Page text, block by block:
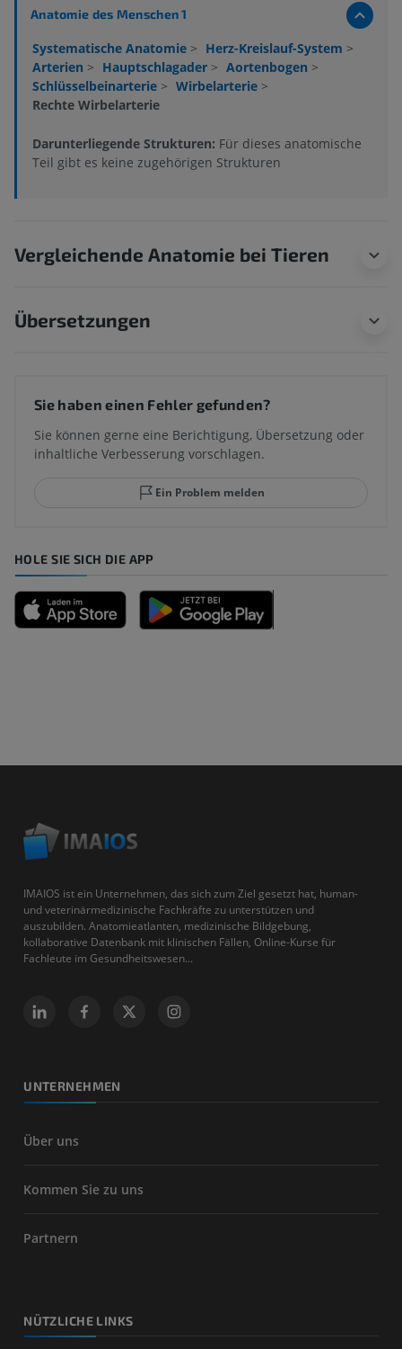
Anatomie des Menschen 1
Systematische Anatomie > Herz-Kreislauf-System >
Arterien > Hauptschlagader > Aortenbogen >
Schlüsselbeinarterie > Wirbelarterie >
Rechte Wirbelarterie
Darunterliegende Strukturen: Für dieses anatomische
Teil gibt es keine zugehörigen Strukturen
Vergleichende Anatomie bei Tieren
Übersetzungen
Sie haben einen Fehler gefunden?
Sie können gerne eine Berichtigung, Übersetzung oder
inhaltliche Verbesserung vorschlagen.
Ein Problem melden
HOLE SIE SICH DIE APP
IMAIOS ist ein Unternehmen, das sich zum Ziel gesetzt hat, human-
und veterinärmedizinische Fachkräfte zu unterstützen und
auszubilden. Anatomieatlanten, medizinische Bildgebung,
kollaborative Datenbank mit klinischen Fällen, Online-Kurse für
Fachleute im Gesundheitswesen...
UNTERNEHMEN
Über uns
Kommen Sie zu uns
Partnern
NÜTZLICHE LINKS